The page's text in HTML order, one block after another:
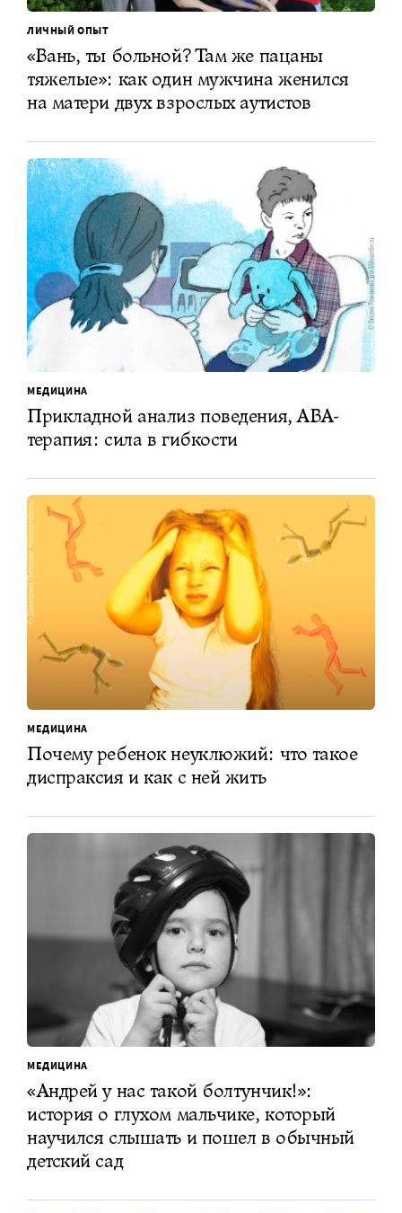
ЛИЧНЫЙ ОПЫТ
«Вань, ты больной? Там же пацаны
тяжелые»: как один мужчина женился
на матери двух взрослых аутистов
МЕДИЦИНА
Прикладной анализ поведения, ABA-
терапия: сила в гибкости
МЕДИЦИНА
Почему ребенок неуклюжий: что такое
диспраксия и как с ней жить
МЕДИЦИНА
«Андрей у нас такой болтунчик!»:
история о глухом мальчике, который
научился слышать и пошел в обычный
детский сад